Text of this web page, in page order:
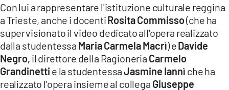
Con lui a rappresentare l'istituzione culturale reggina
a Trieste, anche i docentiRosita Commisso(che ha
supervisionato il video dedicato all'opera realizzato
dalla studentessa Maria Carmela Macrì) eDavide
Negro, il direttore della Ragioneria Carmelo
Grandinetti e la studentessaJasmine Iannì che ha
realizzato l'opera insieme al collega Giuseppe